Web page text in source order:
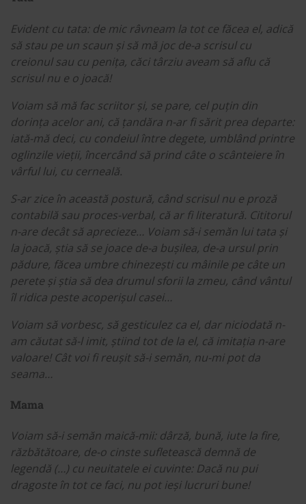
Evident cu tata: de mic râvneam la tot ce făcea el, adică
să stau pe un scaun și să mă joc de-a scrisul cu
creionul sau cu penița, căci târziu aveam să aflu că
scrisul nu e o joacă!
Voiam să mă fac scriitor și, se pare, cel puțin din
dorința acelor ani, că țandăra n-ar fi sărit prea departe:
iată-mă deci, cu condeiul între degete, umblând printre
oglinzile vieții, încercând să prind câte o scânteiere în
vârful lui, cu cerneală.
S-ar zice în această postură, când scrisul nu e proză
contabilă sau proces-verbal, că ar fi literatură. Cititorul
n-are decât să aprecieze… Voiam să-i semăn lui tata și
la joacă, știa să se joace de-a bușilea, de-a ursul prin
pădure, făcea umbre chinezești cu mâinile pe câte un
perete și știa să dea drumul sforii la zmeu, când vântul
îl ridica peste acoperișul casei…
Voiam să vorbesc, să gesticulez ca el, dar niciodată n-
am căutat să-l imit, știind tot de la el, că imitația n-are
valoare! Cât voi fi reușit să-i semăn, nu-mi pot da
seama…
Mama
Voiam să-i semăn maică-mii: dârză, bună, iute la fire,
răzbătătoare, de-o cinste sufletească demnă de
legendă (…) cu neuitatele ei cuvinte: Dacă nu pui
dragoste în tot ce faci, nu pot ieși lucruri bune!